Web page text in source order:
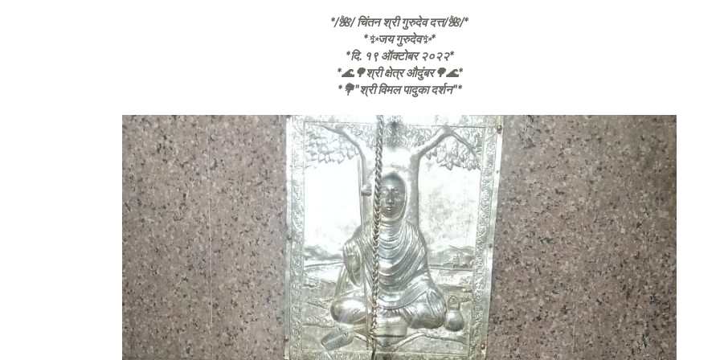
*/🌺/ चिंतन श्री गुरुदेव दत्त/🌺/*
*✨जय गुरुदेव✨*
*दि. १९ ऑक्टोबर २०२२*
*🌊🌳श्री क्षेत्र औदुंबर🌳🌊*
*💐"श्री विमल पादुका दर्शन"*